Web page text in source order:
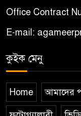
Office Contract
E-mail:
কুইক মেনু
Home আমাদের